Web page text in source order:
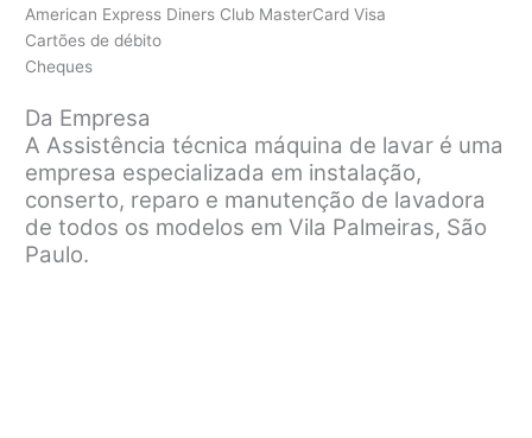
American Express Diners Club MasterCard Visa
Cartões de débito
Cheques
Da Empresa
A Assistência técnica máquina de lavar é uma
empresa especializada em instalação,
conserto, reparo e manutenção de lavadora
de todos os modelos em Vila Palmeiras, São
Paulo.